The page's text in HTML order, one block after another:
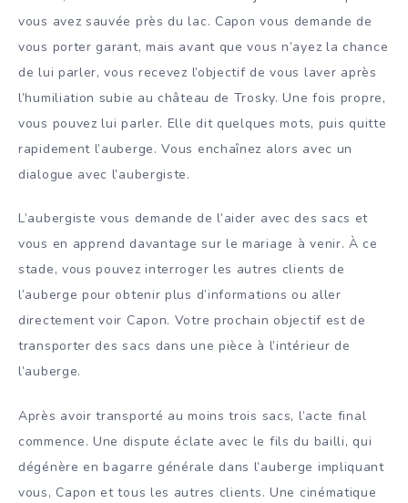
vous avez sauvée près du lac. Capon vous demande de
vous porter garant, mais avant que vous n’ayez la chance
de lui parler, vous recevez l’objectif de vous laver après
l’humiliation subie au château de Trosky. Une fois propre,
vous pouvez lui parler. Elle dit quelques mots, puis quitte
rapidement l’auberge. Vous enchaînez alors avec un
dialogue avec l’aubergiste.
L’aubergiste vous demande de l’aider avec des sacs et
vous en apprend davantage sur le mariage à venir. À ce
stade, vous pouvez interroger les autres clients de
l’auberge pour obtenir plus d’informations ou aller
directement voir Capon. Votre prochain objectif est de
transporter des sacs dans une pièce à l’intérieur de
l’auberge.
Après avoir transporté au moins trois sacs, l’acte final
commence. Une dispute éclate avec le fils du bailli, qui
dégénère en bagarre générale dans l’auberge impliquant
vous, Capon et tous les autres clients. Une cinématique